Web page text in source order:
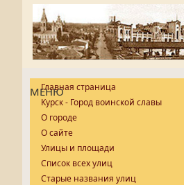
МЕНЮ
Главная страница
Курск - Город воинской славы
О городе
О сайте
Улицы и площади
Список всех улиц
Старые названия улиц